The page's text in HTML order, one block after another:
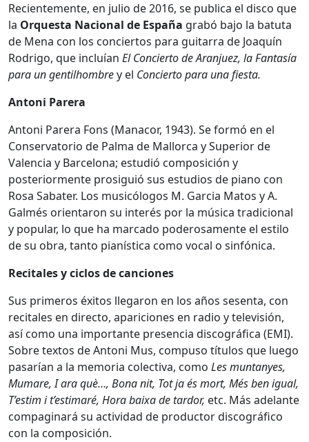
Recientemente, en julio de 2016, se publica el disco que
la Orquesta Nacional de España grabó bajo la batuta
de Mena con los conciertos para guitarra de Joaquín
Rodrigo, que incluían El Concierto de Aranjuez, la Fantasía
para un gentilhombrey el Concierto para una fiesta.
Antoni Parera
Antoni Parera Fons (Manacor, 1943). Se formó en el
Conservatorio de Palma de Mallorca y Superior de
Valencia y Barcelona; estudió composición y
posteriormente prosiguió sus estudios de piano con
Rosa Sabater. Los musicólogos M. Garcia Matos y A.
Galmés orientaron su interés por la música tradicional
y popular, lo que ha marcado poderosamente el estilo
de su obra, tanto pianística como vocal o sinfónica.
Recitales y ciclos de canciones
Sus primeros éxitos llegaron en los años sesenta, con
recitales en directo, apariciones en radio y televisión,
así como una importante presencia discográfica (EMI).
Sobre textos de Antoni Mus, compuso títulos que luego
pasarían a la memoria colectiva, como Les muntanyes,
Mumare, I ara què…, Bona nit, Tot ja és mort, Més ben igual,
T’estim i t’estimaré, Hora baixa de tardor, etc. Más adelante
compaginará su actividad de productor discográfico
con la composición.